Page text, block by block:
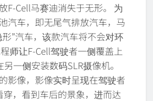
F-Cell马赛迪消失于无形。 为
汽车，即无尾气排放汽车，马
”汽车，该款汽车将不会对环
师让F-Cell驾驶者一侧覆盖上
一侧安装数码SLR摄像机。
影像，影像实时呈现在驾驶者
，看到车后的景象，进而达